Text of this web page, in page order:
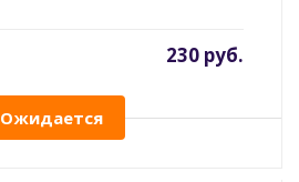
230 руб.
Ожидается